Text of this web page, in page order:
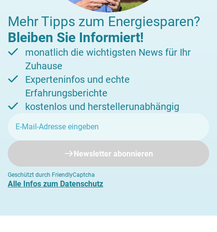
Mehr Tipps zum Energiesparen?
Bleiben Sie Informiert!
monatlich die wichtigsten News für Ihr
Zuhause
Experteninfos und echte
Erfahrungsberichte
kostenlos und herstellerunabhängig
Newsletter abonnieren
Geschützt durch FriendlyCaptcha
Alle Infos zum Datenschutz